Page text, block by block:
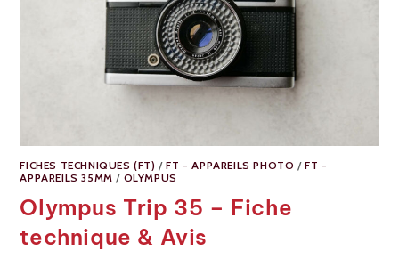
FICHES TECHNIQUES (FT) /FT - APPAREILS PHOTO /FT -
APPAREILS 35MM / OLYMPUS
Olympus Trip 35 – Fiche
technique & Avis